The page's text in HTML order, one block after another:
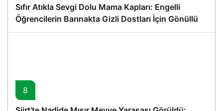
Sıfır Atıkla Sevgi Dolu Mama Kapları: Engelli
Öğrencilerin Barınakta Gizli Dostları İçin Gönüllü
Proje
8